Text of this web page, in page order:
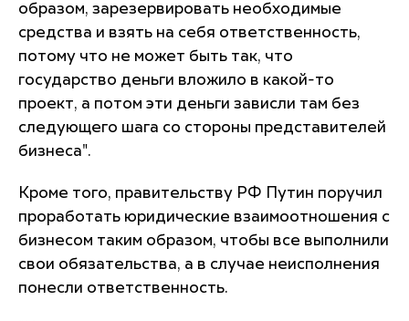
образом, зарезервировать необходимые
средства и взять на себя ответственность,
потому что не может быть так, что
государство деньги вложило в какой-то
проект, а потом эти деньги зависли там без
следующего шага со стороны представителей
бизнеса".
Кроме того, правительству РФ Путин поручил
проработать юридические взаимоотношения с
бизнесом таким образом, чтобы все выполнили
свои обязательства, а в случае неисполнения
понесли ответственность.